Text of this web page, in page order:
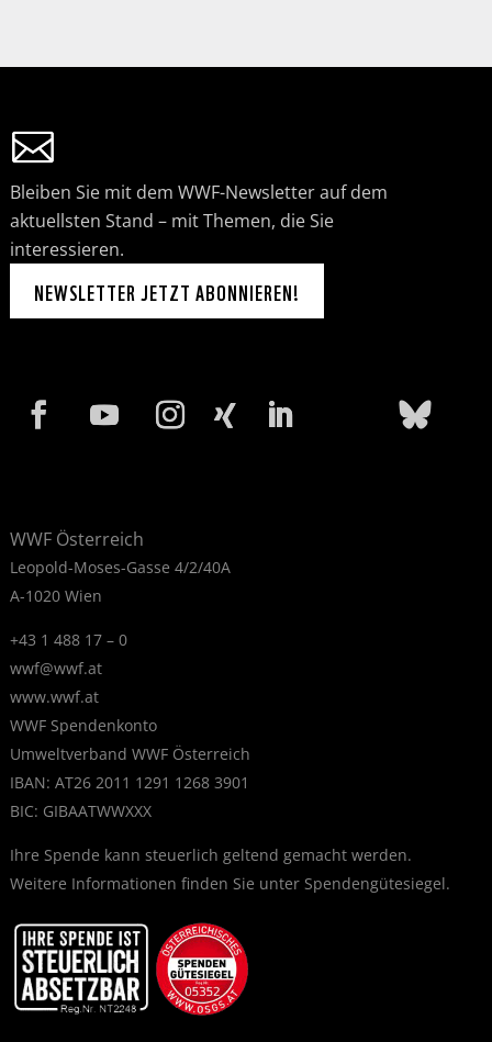
Bleiben Sie mit dem WWF-Newsletter auf dem
aktuellsten Stand – mit Themen, die Sie
interessieren.
NEWSLETTER JETZT ABONNIEREN!
WWF Österreich
Leopold-Moses-Gasse 4/2/40A
A-1020 Wien
+43 1 488 17 – 0
wwf@wwf.at
www.wwf.at
WWF Spendenkonto
Umweltverband WWF Österreich
IBAN: AT26 2011 1291 1268 3901
BIC: GIBAATWWXXX
Ihre Spende kann steuerlich geltend gemacht werden.
Weitere Informationen finden Sie unter Spendengütesiegel.